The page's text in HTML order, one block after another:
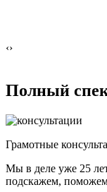
‹›
Полный
Грамотные
Мы в деле уже 25
подскажем,